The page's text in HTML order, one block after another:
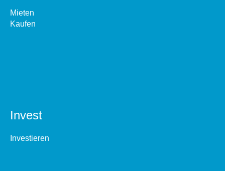
Mieten
Kaufen
Invest
Investieren